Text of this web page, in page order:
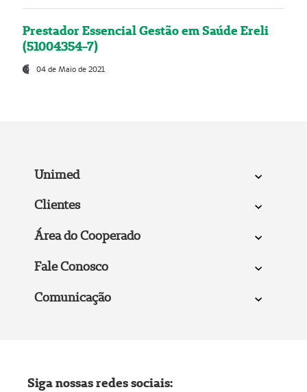
Prestador Essencial Gestão em Saúde Ereli
(51004354-7)
04 de Maio de 2021
Unimed
Clientes
Área do Cooperado
Fale Conosco
Comunicação
Siga nossas redes sociais: